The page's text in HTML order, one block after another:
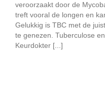
veroorzaakt door de
treft vooral de longen en
Gelukkig is TBC met de
te genezen. Tuberculose
Keurdokter [...]